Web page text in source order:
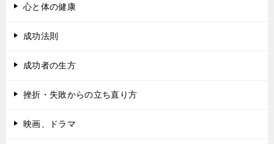
心と体の健康
成功法則
成功者の生方
挫折・失敗からの立ち直り方
映画、ドラマ